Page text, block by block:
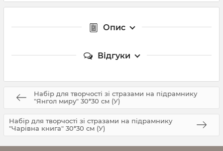
Опис
Відгуки
Набір для творчості зі стразами на підрамнику
"Янгол миру" 30*30 см (У)
Набір для творчості зі стразами на підрамнику
"Чарівна книга" 30*30 см (У)